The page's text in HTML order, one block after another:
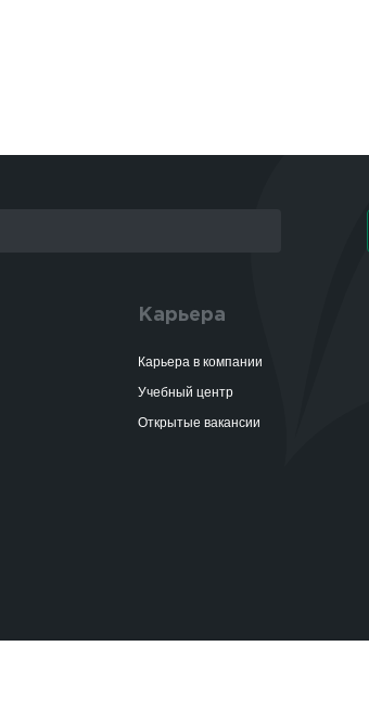
Карьера
Карьера в компании
Учебный центр
Открытые вакансии